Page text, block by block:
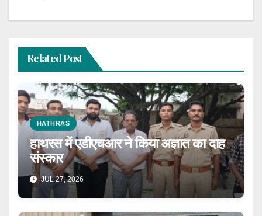
Related Post
HATHRAS
हाथरस में एडीएचआर ने किया अज्ञात का दाह
संस्कार
JUL 27, 2026